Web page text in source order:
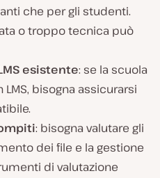
che per gli studenti.
o troppo tecnica può
esistente: se la scuola
LMS, bisogna assicurarsi
: bisogna valutare gli
dei file e la gestione
di valutazione